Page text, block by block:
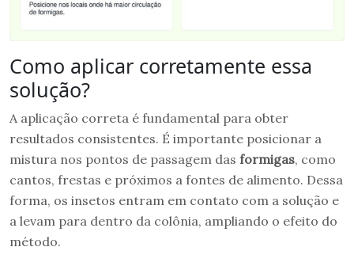
Como aplicar corretamente essa
solução?
A aplicação correta é fundamental para obter
resultados consistentes. É importante posicionar a
mistura nos pontos de passagem das formigas, como
cantos, frestas e próximos a fontes de alimento. Dessa
forma, os insetos entram em contato com a solução e
a levam para dentro da colônia, ampliando o efeito do
método.